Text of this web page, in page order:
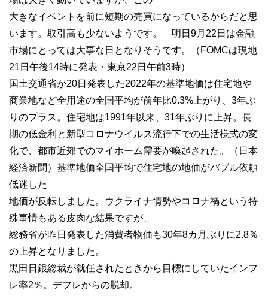
大きなイベントを前に短期の売買になっているからだと思
います。取引高も少ないようです。 明日9月22日は金融
市場にとっては大事な日となりそうです。（FOMCは現地
21日午後14時に発表・東京22日午前3時）
国土交通省が20日発表した2022年の基準地価は住宅地や
商業地など全用途の全国平均が前年比0.3%上がり、3年ぶ
りのプラス。住宅地は1991年以来、31年ぶりに上昇。長
期の低金利と新型コロナウイルス流行下での生活様式の変
化で、都市近郊でのマイホーム需要が喚起された。（日本
経済新聞）基準地価全国平均で住宅地の地価がバブル依頼
低迷した
地価が反転しました。ウクライナ情勢やコロナ禍という特
殊事情もある皮肉な結果ですが、
総務省が昨日発表した消費者物価も30年8カ月ぶりに2.8％
の上昇となりました。
黒田日銀総裁が就任されたときから目標にしていたインフ
レ率2％。デフレからの脱却。